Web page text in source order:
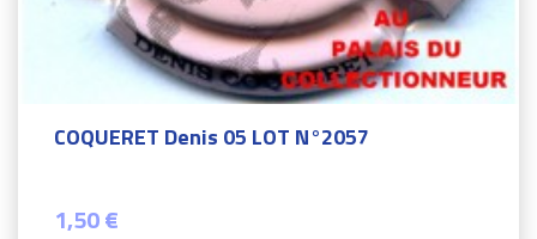
COQUERET Denis 05 LOT N°2057
1,50 €